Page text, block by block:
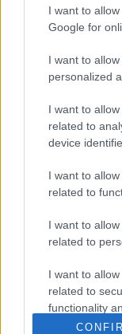
I want to
Google for
I want to
personalized
I want to
related to
device
I want to
related to
I want to
related to
I want to
related to
functionality
user
e
mindenkori
elviselni, látni
Közreműködik:Simó
Alkotótársak:
di Meduna